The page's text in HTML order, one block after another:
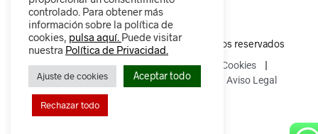
© 2025 Descalzados.es – Todos los derechos reservados
Política de Privacidad
Política de Cookies
Política de devoluciones y reembolsos
Aviso Legal
controlado. Para obtener más
información sobre la política de
cookies, pulsa aquí. Puede visitar
nuestra Política de Privacidad.
Ajuste de cookies Aceptar todo
Rechazar todo